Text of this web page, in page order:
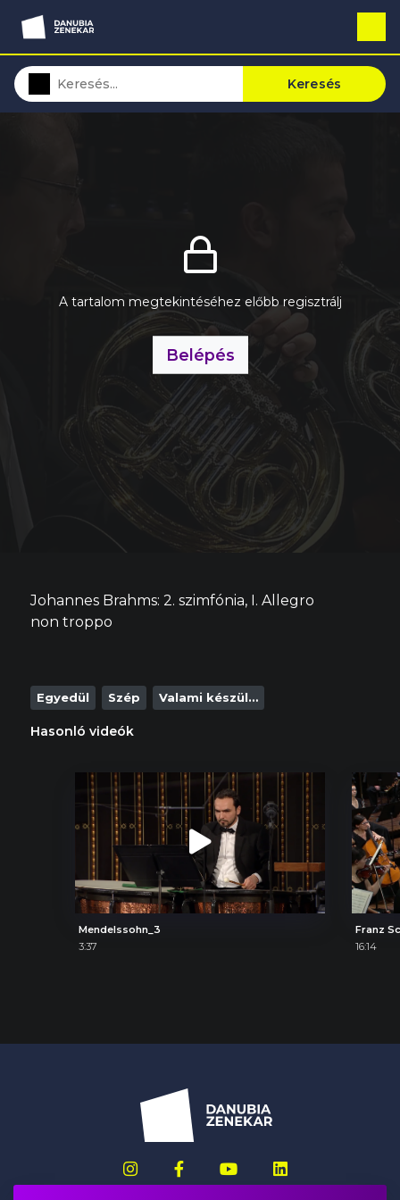
Keresés
A tartalom megtekintéséhez előbb regisztrálj
Belépés
Johannes Brahms: 2. szimfónia, I. Allegro
non troppo
Egyedül Szép Valami készül…
Hasonló videók
Mendelssohn_3
3:37
16:14